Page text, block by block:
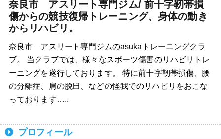
奈良市 アスリート専門ジム/ 前十字靭帯損
傷からの競技復帰トレーニング、身体の動き
からリハビリ。
奈良市 アスリート専門ジムのasukaトレーニングクラ
ブ。 当クラブでは、様々なスポーツ傷害のリハビリトレ
ーニングを遂行しております。 特に前十字靭帯損傷、腰
の分離症、肩の脱臼、などの怪我でのリハビリをおこな
っております…..
プロフィール